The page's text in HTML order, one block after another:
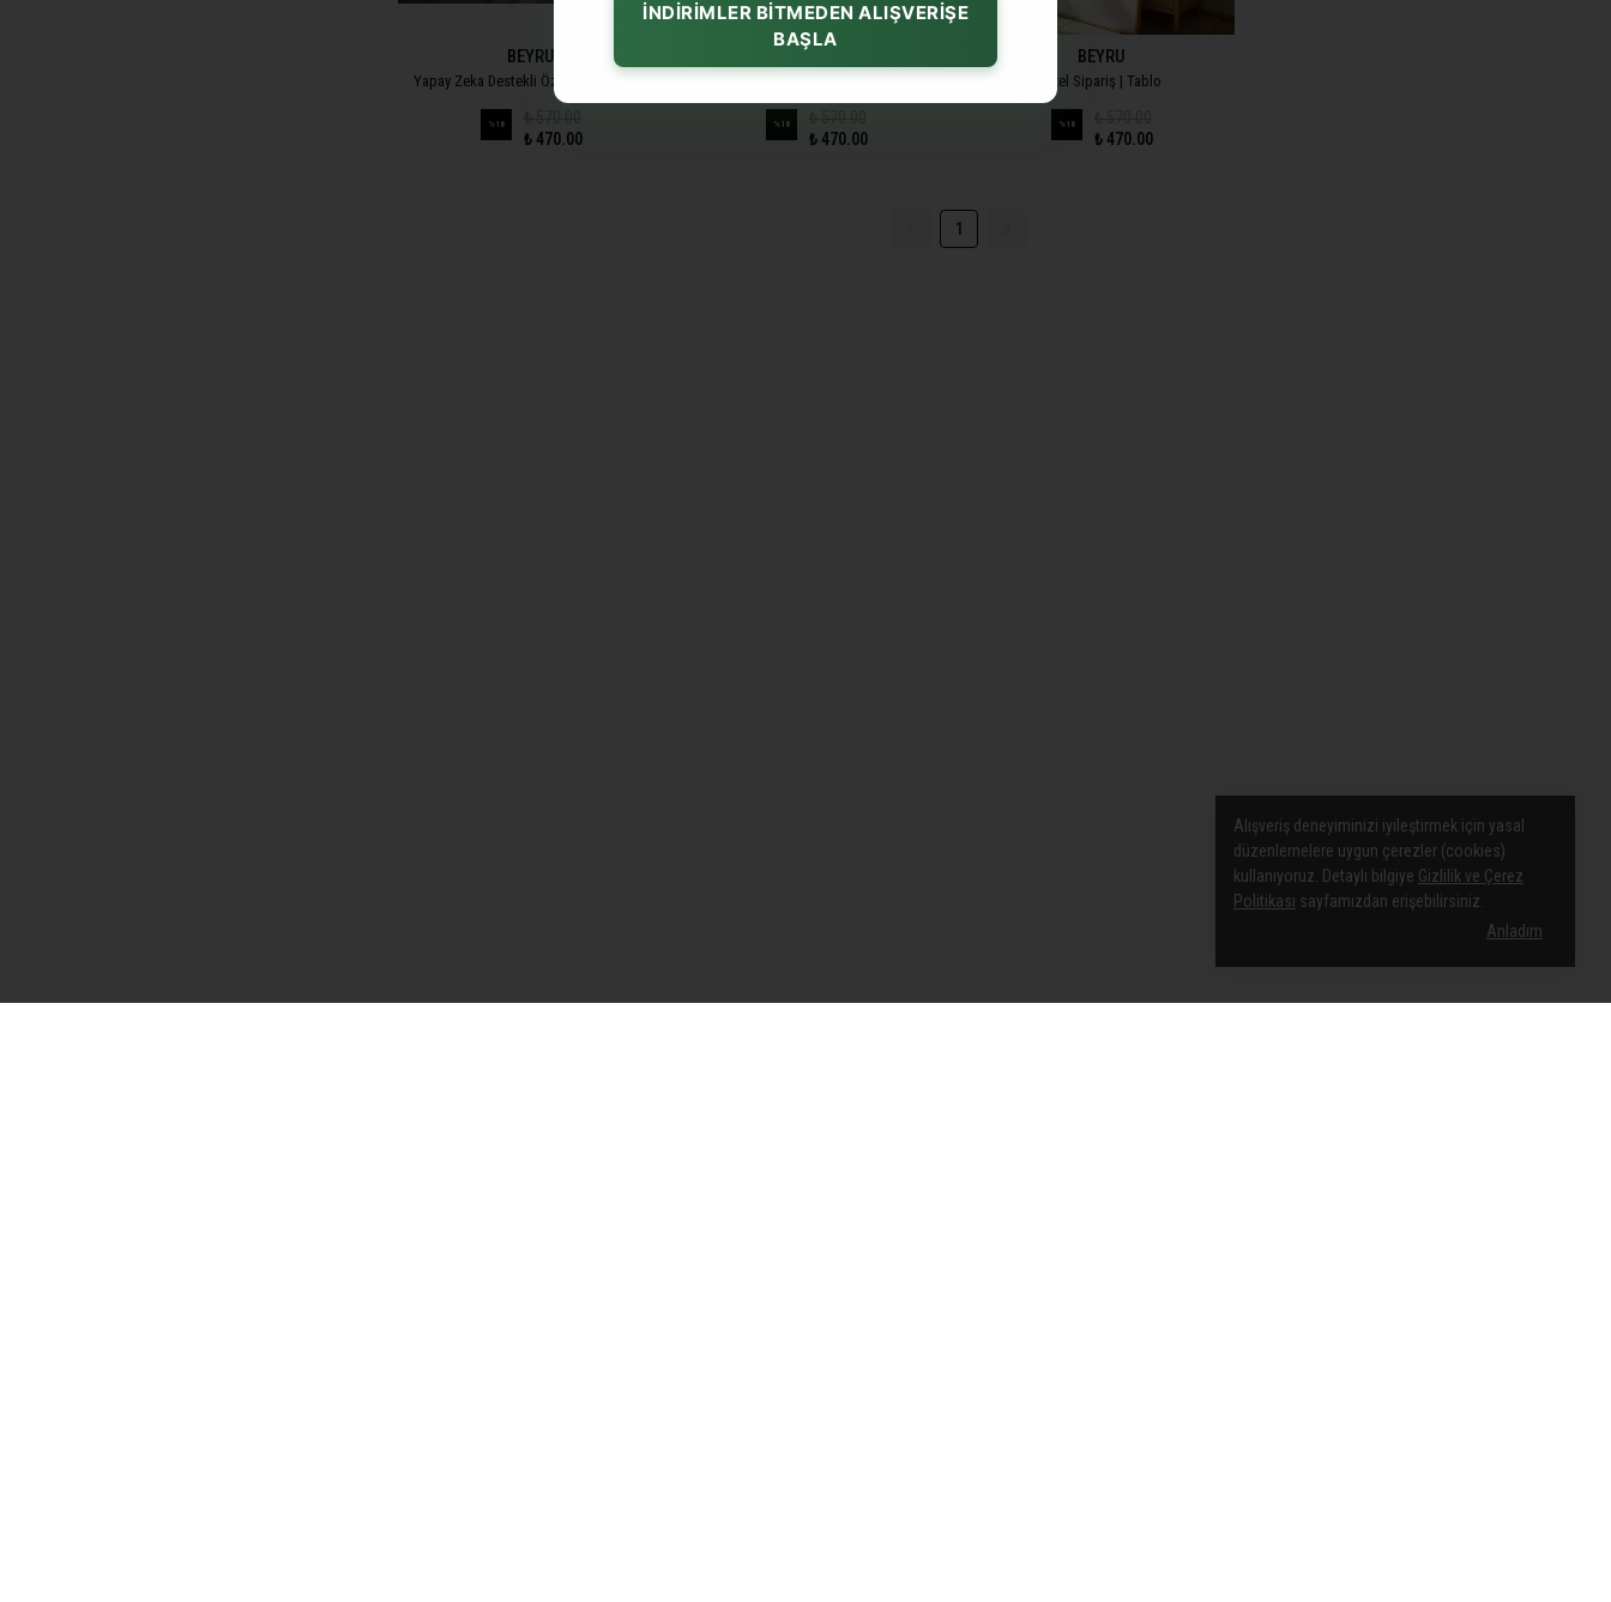
Alışveriş deneyiminizi iyileştirmek için yasal
düzenlemelere uygun çerezler (cookies)
kullanıyoruz. Detaylı bilgiye Gizlilik ve Çerez
Politikası sayfamızdan erişebilirsiniz.
Anladım
BEYRU
Yapay Zeka Destekli Özel Kişi Tablosu
% 18
₺ 470.00
BEYRU
% 18
₺ 470.00
BEYRU
Özel Sipariş | Tablo
% 18
₺ 470.00
1
İNDİRİMLER BİTMEDEN ALIŞVERİŞE
BAŞLA